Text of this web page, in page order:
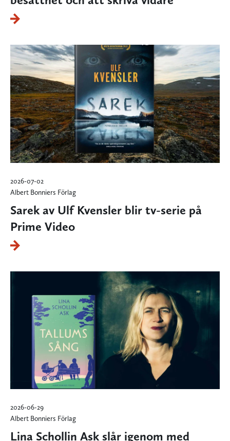
2026-07-02
Albert Bonniers Förlag
Sarek av Ulf Kvensler blir tv-serie på
Prime Video
2026-06-29
Albert Bonniers Förlag
Lina Schollin Ask slår igenom med